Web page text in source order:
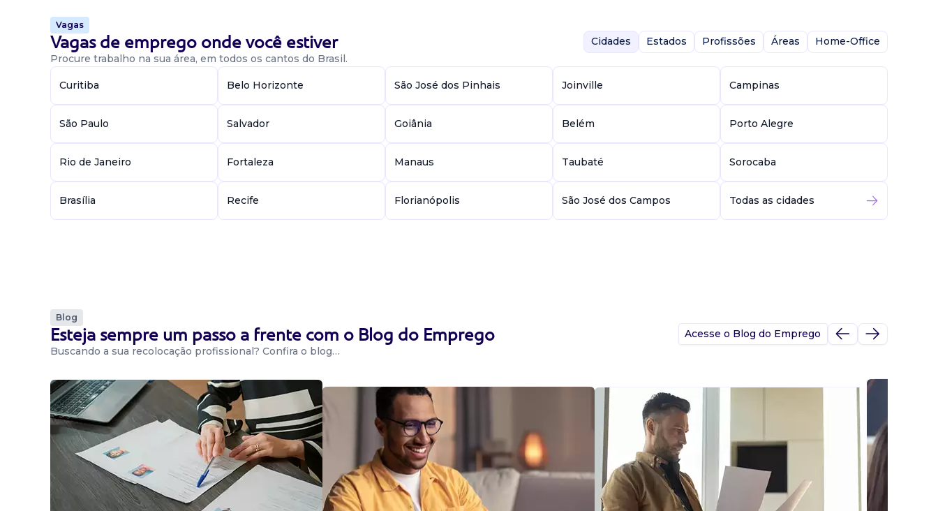
Vagas
Vagas de emprego onde você estiver
Procure trabalho na sua área, em todos os cantos do Brasil.
Cidades Estados Profissões Áreas Home-Office
Curitiba Belo Horizonte São José dos Pinhais Joinville Campinas
São Paulo Salvador Goiânia Belém Porto Alegre
Rio de Janeiro Fortaleza Manaus Taubaté Sorocaba
Brasília Recife Florianópolis São José dos Campos Todas as cidades
Blog
Esteja sempre um passo a frente com o Blog do Emprego
Buscando a sua recolocação profissional? Confira o blog…
Acesse o Blog do Emprego